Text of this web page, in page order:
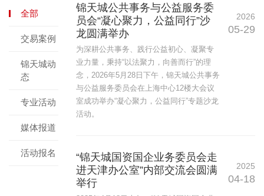
全部
交易案例
锦天城动
态
专业活动
媒体报道
活动报名
锦天城公共事务与公益服务委
员会“凝心聚力，公益同行”沙
龙圆满举办
为深耕公共事务、践行公益初心、凝聚专
业力量，秉持“以法聚力，向善而行”的理
念，2026年5月28日下午，锦天城公共事务
与公益服务委员会在上海中心12楼大会议
室成功举办“凝心聚力，公益同行”专题沙龙
活动。
2026
05-29
“锦天城国资国企业务委员会走
进天津办公室”内部交流会圆满
举行
2025
04-18